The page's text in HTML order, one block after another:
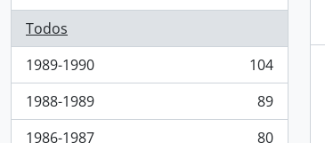
Todos
1989-1990
, 104 resultados
104
1988-1989
, 89 resultados
89
1986-1987
80